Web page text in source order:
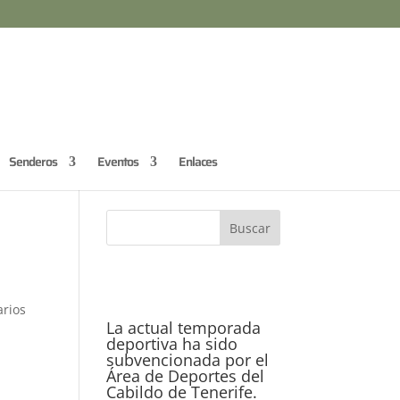
Senderos Eventos Enlaces
La actual temporada
deportiva ha sido
subvencionada por el
Área de Deportes del
Cabildo de Tenerife.